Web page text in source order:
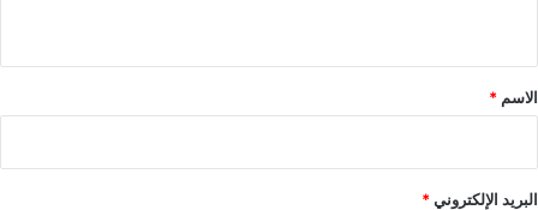
*
الاسم *
البريد الإلكتروني*